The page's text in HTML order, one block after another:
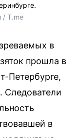
/ T.me
в
прошла в
Петербурге,
Следователи
в